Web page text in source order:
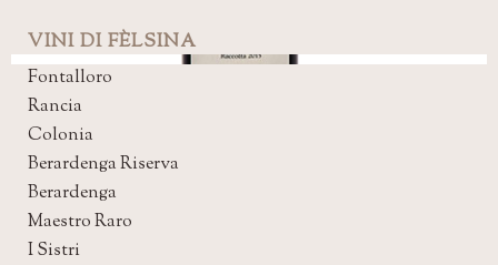
VINI DI FÈLSINA
Fontalloro
Rancia
Colonia
Berardenga Riserva
Berardenga
Maestro Raro
I Sistri